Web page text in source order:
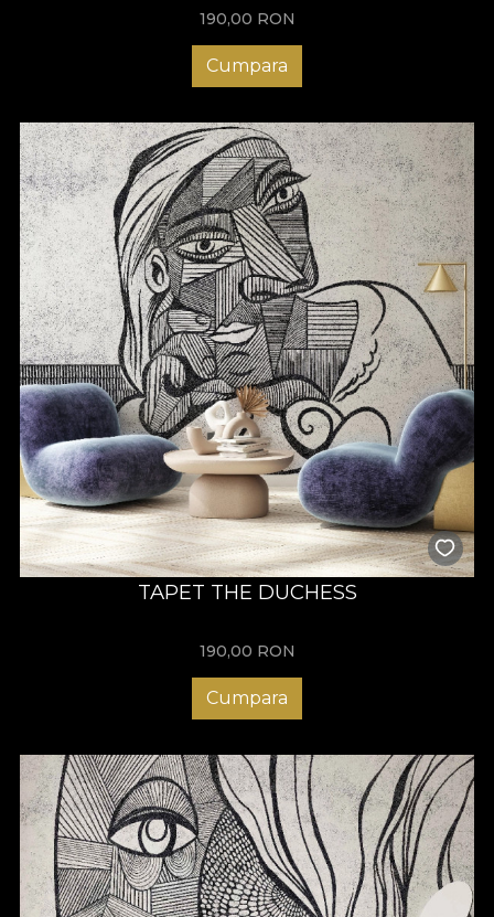
abordat acest model face ca desenul sa para pictural, ca o
murala ilustrata in pasteluri.
Fine Lines - arta, ludism si
rafinament
Fine Lines – o colectie care sarbatoreste complexitatea
lucrurilor simple. Linia, schela oricarui design, prin simplitatea si
delicatetea ei, se transforma si se reinventeaza cu fiecare
variatiune. Am ales sa ne axam pe o paleta de culori neutre si sa
scoatem in evidenta modelele acestei colectii prin contur si
schita. Ne-am inspirat din bogatia de detalii si inflorituri ale
stucaturii ornamentale: un element arhitectural alegoric in
ceea ce priveste designul clasic, plin de istorie si de nuante
luxuriante, fiind adesea folosit in amenajarile interioare nobile.
Prin simplitatea unei schite am ales sa punem in valoare acest
element remarcabil atat prin statutul sau nobil cat si prin
procesul artizanal si rafinat prin care este creat. Modelul
Stylograph Stucco a fost conturat cu gandul de a innobila
tavanul unei incaperi al carei design se inspira din clasic,
trecand usor printr-un filtru contemporan. Piesa centrala, schita
fina a unei stucaturi grandioase are ca fundal o textura
asemanatoare cimentului – ilustrand armonios asocierea celor
doua stiluri. Fundalul texturat se remarca prin micile detalii
realiste, prin neregularitate si crapaturi, insa nu acapareaza
motivul central. Stucatura, desi este conturata intr-un stil foarte
delicat, este pusa in valoare de contrastul dintre detaliile sale
190,00 RON
Cumpara
TAPET THE DUCHESS
190,00 RON
Cumpara